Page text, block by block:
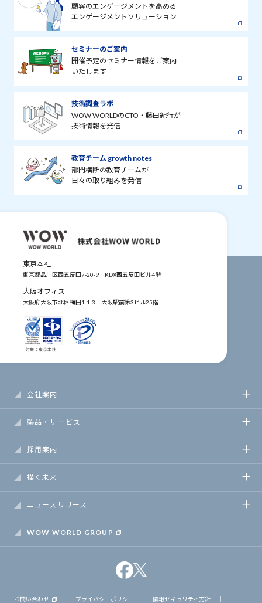
顧客のエンゲージメントを高める
エンゲージメントソリューション
セミナーのご案内
開催予定のセミナー情報をご案内
いたします
技術調査ラボ
WOW WORLDのCTO・藤田紀行が
技術情報を発信
教育チーム growth notes
部門横断の教育チームが
日々の取り組みを発信
東京本社
東京都品川区西五反田7-20-9 KDX西五反田ビル4階
大阪オフィス
大阪府大阪市北区梅田1-1-3 大阪駅前第3ビル25階
会社案内
製品・サービス
採用案内
描く未来
ニュースリリース
WOW WORLD GROUP
お問い合わせ プライバシーポリシー 情報セキュリティ方針